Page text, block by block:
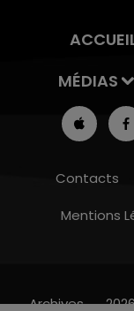
MÉDIAS
Contacts
Mentions
Archives